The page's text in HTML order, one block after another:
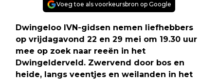
Voeg toe als voorkeursbron op Google
Dwingeloo IVN-gidsen nemen liefhebbers
op vrijdagavond 22 en 29 mei om 19.30 uur
mee op zoek naar reeën in het
Dwingelderveld. Zwervend door bos en
heide, langs veentjes en weilanden in het